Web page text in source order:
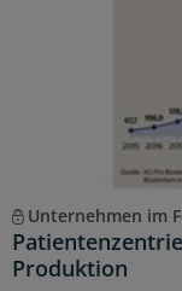
Unternehmen im
Produktion